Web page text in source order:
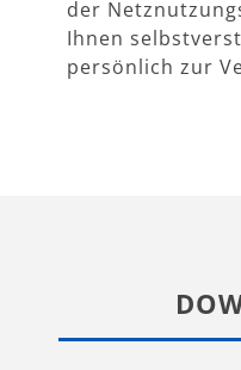
der
Ihnen
persönlich zur